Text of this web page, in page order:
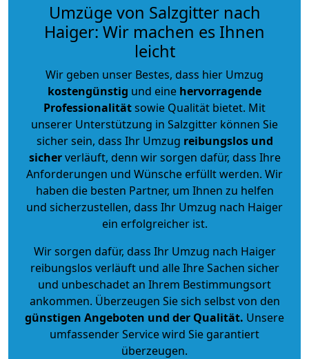
Umzüge von Salzgitter nach
Haiger: Wir machen es Ihnen
leicht
Wir geben unser Bestes, dass hier Umzug
kostengünstig und eine hervorragende
Professionalitätsowie Qualität bietet. Mit
unserer Unterstützung in Salzgitter können Sie
sicher sein, dass Ihr Umzug reibungslos und
sicherverläuft, denn wir sorgen dafür, dass Ihre
Anforderungen und Wünsche erfüllt werden. Wir
haben die besten Partner, um Ihnen zu helfen
und sicherzustellen, dass Ihr Umzug nach Haiger
ein erfolgreicher ist.
Wir sorgen dafür, dass Ihr Umzug nach Haiger
reibungslos verläuft und alle Ihre Sachen sicher
und unbeschadet an Ihrem Bestimmungsort
ankommen. Überzeugen Sie sich selbst von den
günstigen Angeboten und der Qualität. Unsere
umfassender Service wird Sie garantiert
überzeugen.